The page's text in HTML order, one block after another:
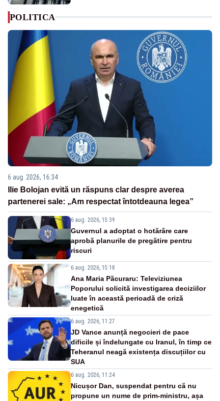
POLITICA
6 aug. 2026, 16:34
Ilie Bolojan evită un răspuns clar despre averea
partenerei sale: „Am respectat întotdeauna legea”
6 aug. 2026, 15:39
Guvernul a adoptat o hotărâre care
aprobă planurile de pregătire pentru
riscuri
6 aug. 2026, 15:18
Ana Maria Păcuraru: Televiziunea
Poporului solicită investigarea deciziilor
luate în această perioadă de criză
enegetică
6 aug. 2026, 11:27
JD Vance anunță negocieri de pace
dificile și îndelungate cu Iranul, în timp ce
Teheranul neagă existența discuțiilor cu
SUA
6 aug. 2026, 11:24
Nicușor Dan, suspendat pentru că nu
propune un nume de prim-ministru, așa